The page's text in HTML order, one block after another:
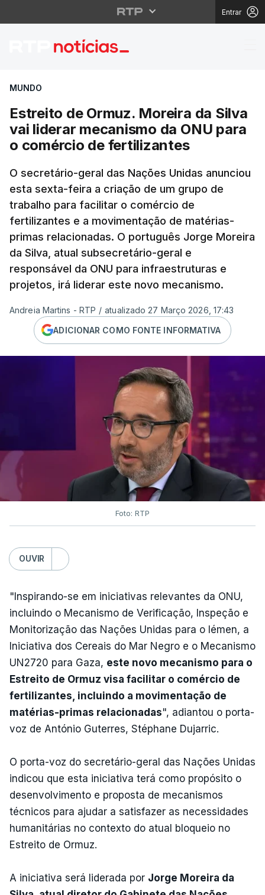
Entrar
Estreito de Ormuz.
MUNDO
Estreito de Ormuz. Moreira da Silva
vai liderar mecanismo da ONU para
o comércio de fertilizantes
O secretário-geral das Nações Unidas anunciou
esta sexta-feira a criação de um grupo de
trabalho para facilitar o comércio de
fertilizantes e a movimentação de matérias-
primas relacionadas. O português Jorge Moreira
da Silva, atual subsecretário-geral e
responsável da ONU para infraestruturas e
projetos, irá liderar este novo mecanismo.
Andreia Martins - RTP / atualizado 27 Março 2026, 17:43
ADICIONAR COMO FONTE INFORMATIVA
Foto: RTP
OUVIR
"Inspirando-se em iniciativas relevantes da ONU,
incluindo o Mecanismo de Verificação, Inspeção e
Monitorização das Nações Unidas para o Iémen, a
Iniciativa dos Cereais do Mar Negro e o Mecanismo
UN2720 para Gaza, este novo mecanismo para o
Estreito de Ormuz visa facilitar o comércio de
fertilizantes, incluindo a movimentação de
matérias-primas relacionadas", adiantou o porta-
voz de António Guterres, Stéphane Dujarric.
O porta-voz do secretário-geral das Nações Unidas
indicou que esta iniciativa terá como propósito o
desenvolvimento e proposta de mecanismos
técnicos para ajudar a satisfazer as necessidades
humanitárias no contexto do atual bloqueio no
Estreito de Ormuz.
A iniciativa será liderada por Jorge Moreira da